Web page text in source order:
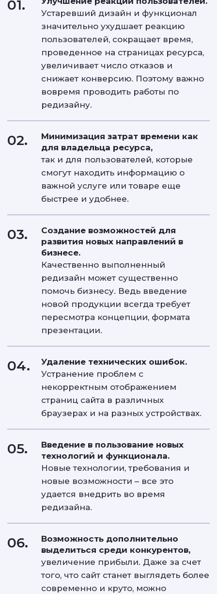
01.
Устаревший дизайн и функционал
значительно ухудшает реакцию
пользователей, сокращает время,
проведенное на страницах ресурса,
увеличивает число отказов и
снижает конверсию. Поэтому важно
вовремя проводить работы по
редизайну.
02.
Минимизация затрат времени как
для владельца ресурса,
так и для пользователей, которые
смогут находить информацию о
важной услуге или товаре еще
быстрее и удобнее.
03.
Создание возможностей для
развития новых направлений в
бизнесе.
Качественно выполненный
редизайн может существенно
помочь бизнесу. Ведь введение
новой продукции всегда требует
пересмотра концепции, формата
презентации.
04.
Удаление технических ошибок.
Устранение проблем с
некорректным отображением
страниц сайта в различных
браузерах и на разных устройствах.
05.
Введение в пользование новых
технологий и функционала.
Новые технологии, требования и
новые возможности – все это
удается внедрить во время
редизайна.
06.
Возможность дополнительно
выделиться среди конкурентов,
увеличение прибыли. Даже за счет
того, что сайт станет выглядеть более
современно и круто, можно